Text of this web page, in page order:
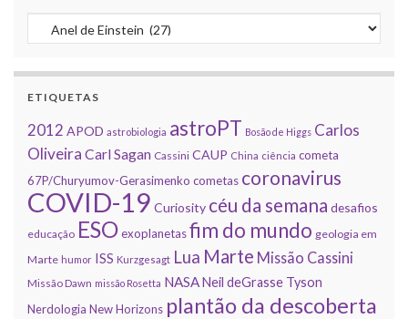
Categorias
ETIQUETAS
2012 APOD astrobiologia astroPT Bosão de Higgs Carlos
Oliveira Carl Sagan Cassini CAUP China ciência cometa
67P/Churyumov-Gerasimenko cometas coronavirus
COVID-19 Curiosity céu da semana desafios
educação ESOexoplanetasfim do mundo geologia em
Marte humor ISS Kurzgesagt Lua Marte Missão Cassini
Missão Dawn missão Rosetta NASANeil deGrasse Tyson
Nerdologia New Horizons plantão da descoberta